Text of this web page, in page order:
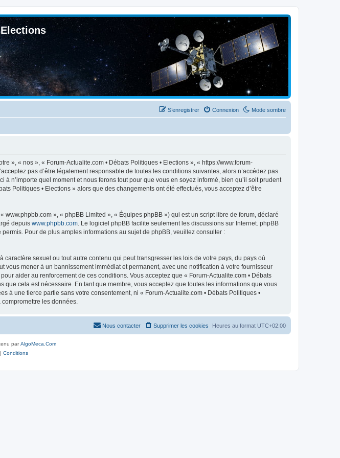
Mode sombre
Connexion
S’enregistrer
», « nos », « Forum-Actualite.com • Débats Politiques • Elections », « https://www.forum-
pas d’être légalement responsable de toutes les conditions suivantes, alors n’accédez pas
n’importe quel moment et nous ferons tout pour que vous en soyez informé, bien qu’il soit prudent
Politiques • Elections » alors que des changements ont été effectués, vous acceptez d’être
», « phpBB Limited », « Équipes phpBB ») qui est un script libre de forum, déclaré
depuis www.phpbb.com. Le logiciel phpBB facilite seulement les discussions sur Internet. phpBB
Pour de plus amples informations au sujet de phpBB, veuillez consulter :
sexuel ou tout autre contenu qui peut transgresser les lois de votre pays, du pays où
mener à un bannissement immédiat et permanent, avec une notification à votre fournisseur
aider au renforcement de ces conditions. Vous acceptez que « Forum-Actualite.com • Débats
cela est nécessaire. En tant que membre, vous acceptez que toutes les informations que vous
une tierce partie sans votre consentement, ni « Forum-Actualite.com • Débats Politiques •
les données.
Heures au format UTC+02:00
Supprimer les cookies
Nous contacter
parAlgoMeca.Com
| Conditions